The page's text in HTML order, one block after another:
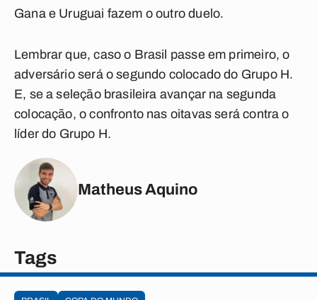
Gana e Uruguai fazem o outro duelo.
Lembrar que, caso o Brasil passe em primeiro, o
adversário será o segundo colocado do Grupo H.
E, se a seleção brasileira avançar na segunda
colocação, o confronto nas oitavas será contra o
líder do Grupo H.
Matheus Aquino
Tags